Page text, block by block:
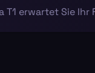
T1 erwartet Sie